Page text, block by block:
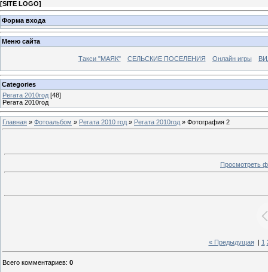
[SITE LOGO]
Форма входа
Меню сайта
Такси "МАЯК" СЕЛЬСКИЕ ПОСЕЛЕНИЯ Онлайн игры
Categories
Регата 2010год [48]
Регата 2010год
Главная » Фотоальбом » Регата 2010 год » Регата 2010год » Фотография 2
Просмотреть
« Предыдущая| 1
Всего комментариев: 0